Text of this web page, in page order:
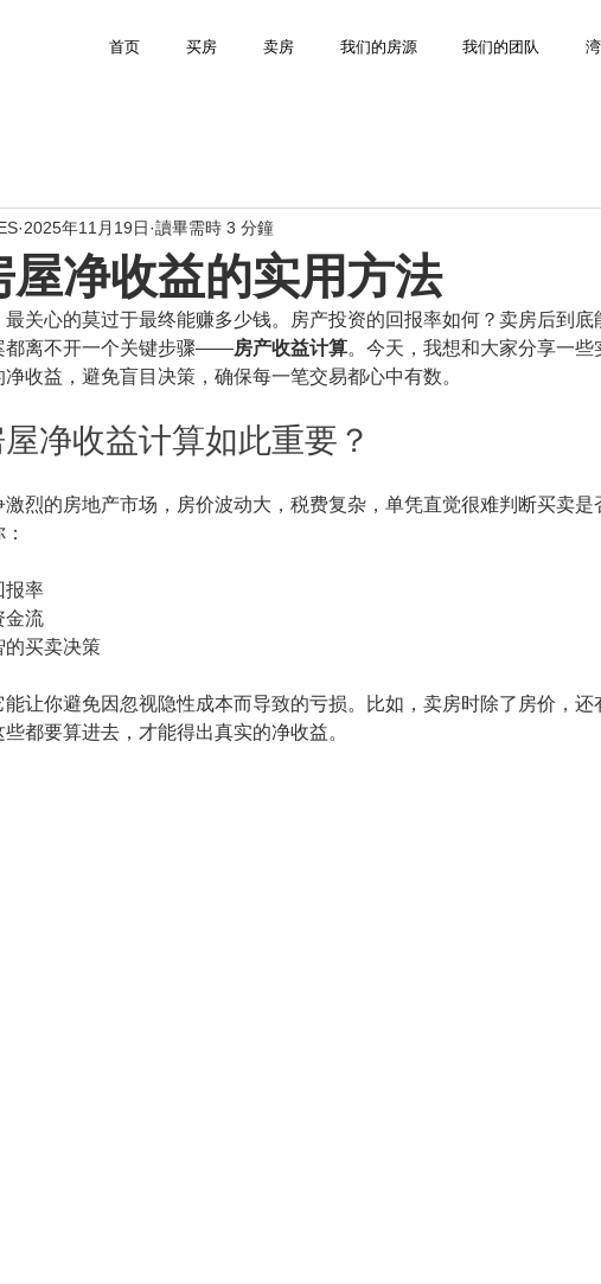
首页 买房 卖房 我们的房源 我们的团队
屋净收益的实用方法
2025年11月19日 讀畢需時 3 分鐘
关心的莫过于最终能赚多少钱。房产投资的回报率如何？卖房后到底
都离不开一个关键步骤——房产收益计算。今天，我想和大家分享一
收益，避免盲目决策，确保每一笔交易都心中有数。
净收益计算如此重要？
烈的房地产市场，房价波动大，税费复杂，单凭直觉很难判断买卖是
报率
金流
的买卖决策
让你避免因忽视隐性成本而导致的亏损。比如，卖房时除了房价，还
都要算进去，才能得出真实的净收益。